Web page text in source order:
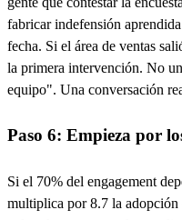
fabricar indefensión
fecha. Si el área de ventas
la primera intervención. No
equipo". Una conversación
Paso 6: Empieza por
Si el 70% del engagement
multiplica por 8.7 la